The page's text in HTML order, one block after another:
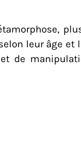
leur âge et
de